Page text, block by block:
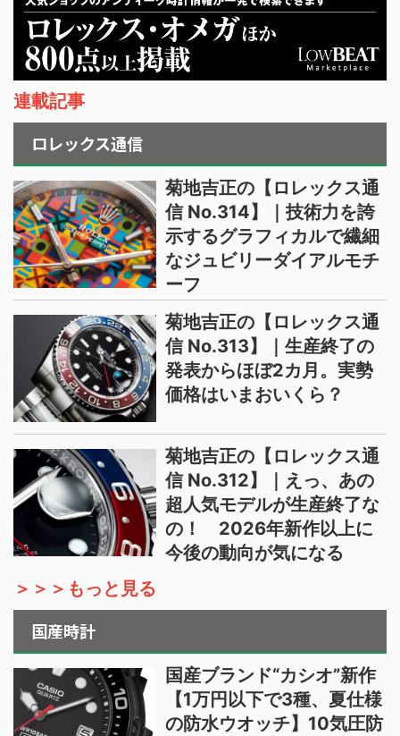
連載記事
ロレックス通信
菊地吉正の【ロレックス通
信 No.314】｜技術力を誇
示するグラフィカルで繊細
なジュビリーダイアルモチ
ーフ
菊地吉正の【ロレックス通
信 No.313】｜生産終了の
発表からほぼ2カ月。実勢
価格はいまおいくら？
菊地吉正の【ロレックス通
信 No.312】｜えっ、あの
超人気モデルが生産終了な
の！ 2026年新作以上に
今後の動向が気になる
＞＞＞もっと見る
国産時計
国産ブランド“カシオ”新作
【1万円以下で3種、夏仕様
の防水ウオッチ】10気圧防